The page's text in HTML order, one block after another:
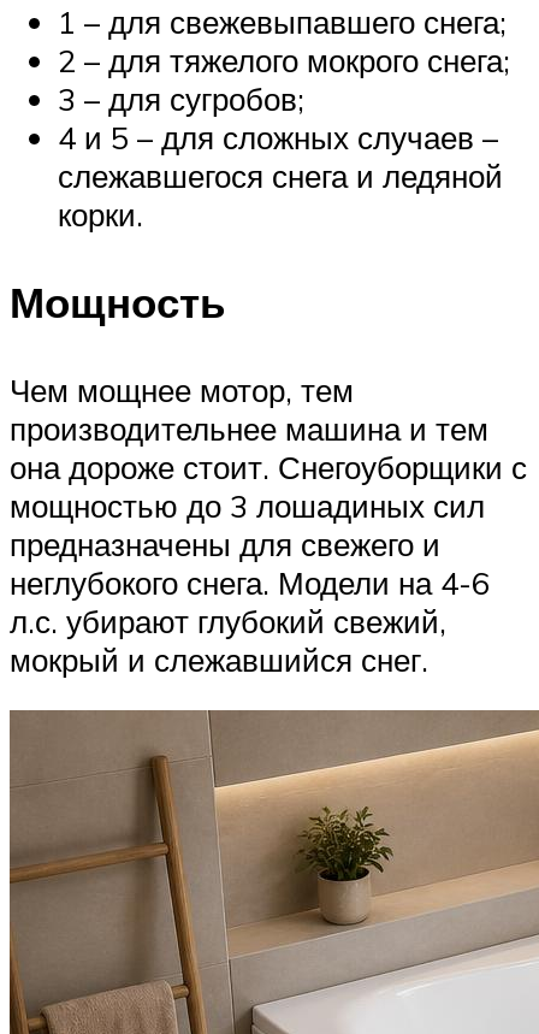
1 – для свежевыпавшего снега;
2 – для тяжелого мокрого снега;
3 – для сугробов;
4 и 5 – для сложных случаев –
слежавшегося снега и ледяной
корки.
Мощность
Чем мощнее мотор, тем
производительнее машина и тем
она дороже стоит. Снегоуборщики с
мощностью до 3 лошадиных сил
предназначены для свежего и
неглубокого снега. Модели на 4-6
л.с. убирают глубокий свежий,
мокрый и слежавшийся снег.